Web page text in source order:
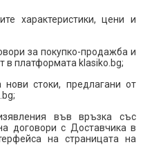
характеристики, цени и
за покупко-продажба и
в платформата klasiko.bg;
стоки, предлагани от
във връзка със
договори с Доставчика в
на страницата на